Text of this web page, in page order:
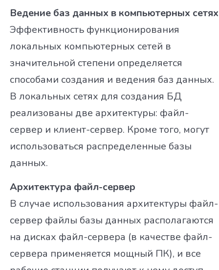
Ведение баз данных в компьютерных сетях
Эффективность функционирования
локальных компьютерных сетей в
значительной степени определяется
способами создания и ведения баз данных.
В локальных сетях для создания БД
реализованы две архитектуры: файл-
сервер и клиент-сервер. Кроме того, могут
использоваться распределенные базы
данных.
Архитектура файл-сервер
В случае использования архитектуры файл-
сервер файлы базы данных располагаются
на дисках файл-сервера (в качестве файл-
сервера применяется мощный ПК), и все